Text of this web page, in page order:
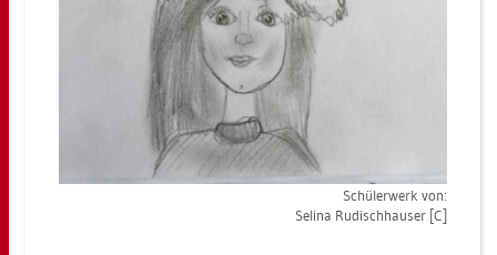
Schü­ler­werk von:
Se­li­na Ru­disch­hau­ser [C]